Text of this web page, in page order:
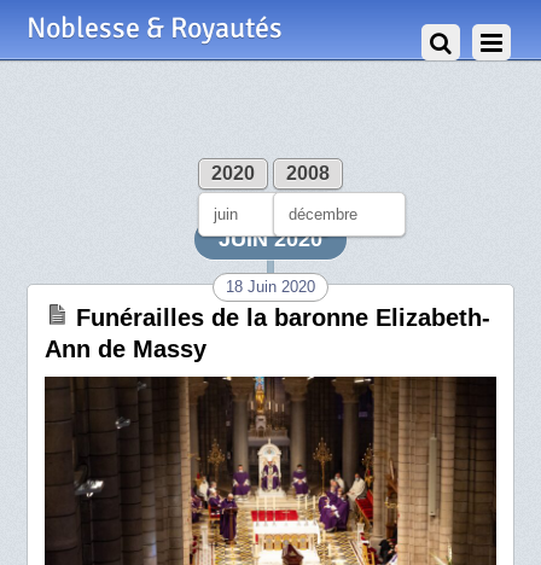
Noblesse & Royautés
2020
juin
2008
décembre
JUIN 2020
18 Juin 2020
Funérailles de la baronne Elizabeth-
Ann de Massy